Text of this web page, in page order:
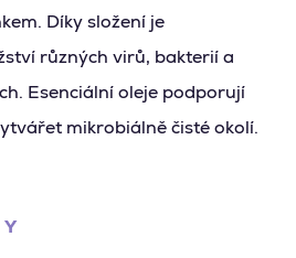
Díky složení je
různých virů, bakterií a
Esenciální oleje podporují
mikrobiálně čisté okolí.